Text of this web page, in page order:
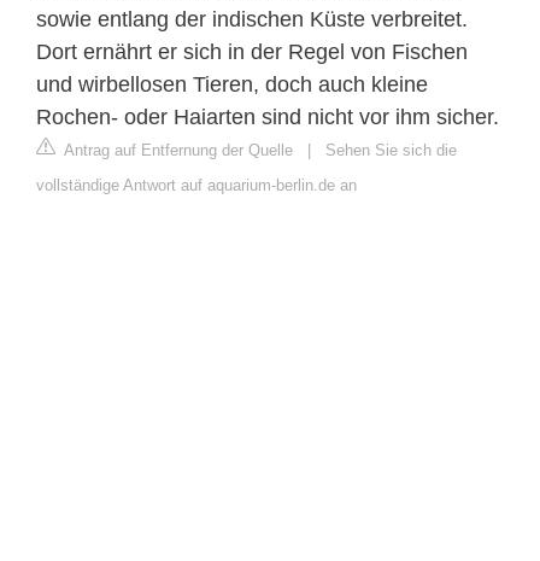
sowie entlang der indischen Küste verbreitet.
Dort ernährt er sich in der Regel von Fischen
und wirbellosen Tieren, doch auch kleine
Rochen- oder Haiarten sind nicht vor ihm sicher.
Antrag auf Entfernung der Quelle | Sehen Sie sich die
vollständige Antwort auf aquarium-berlin.de an